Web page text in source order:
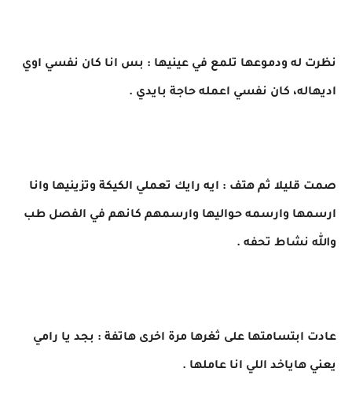
نظرت له ودموعها تلمع في عينيها : بس انا كان نفسي اوي
اديهاله، كان نفسي اعمله حاجة بايدي .
صمت قليلا ثم هتف : ايه رايك تعملي الكيكة وتزينيها وانا
ارسمها وارسمه حواليها وارسمهم كانهم في الفصل طب
والله نشاط تحفه .
عادت ابتسامتها على ثغرها مرة اخرى هاتفة : بجد يا رامي
يعني هاياخد اللي انا عاملها .